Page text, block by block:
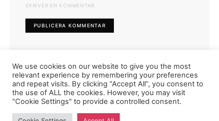
SKRIVER EN KOMMENTAR.
FASHIONINK.SE
We use cookies on our website to give you the most
relevant experience by remembering your preferences
and repeat visits. By clicking “Accept All”, you consent to
the use of ALL the cookies. However, you may visit
"Cookie Settings" to provide a controlled consent.